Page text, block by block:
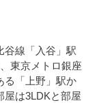
谷線「入谷」駅
東京メトロ銀座
る「上野」駅か
屋は3LDKと部屋